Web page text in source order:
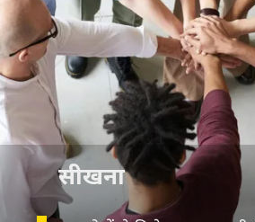
सीखना